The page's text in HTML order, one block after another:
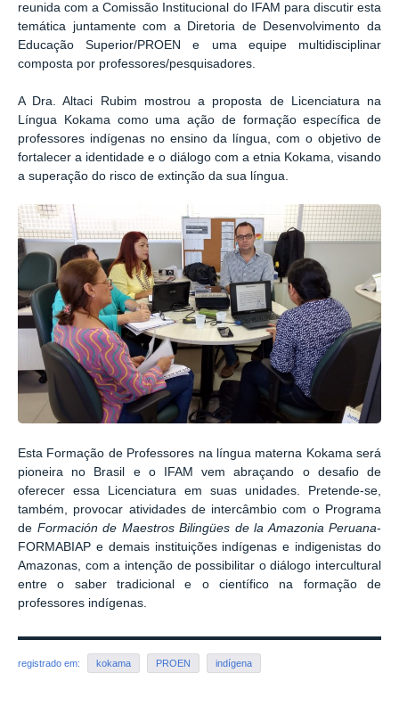
reunida com a Comissão Institucional do IFAM para discutir esta
temática juntamente com a Diretoria de Desenvolvimento da
Educação Superior/PROEN e uma equipe multidisciplinar
composta por professores/pesquisadores.
A Dra. Altaci Rubim mostrou a proposta de Licenciatura na
Língua Kokama como uma ação de formação específica de
professores indígenas no ensino da língua, com o objetivo de
fortalecer a identidade e o diálogo com a etnia Kokama, visando
a superação do risco de extinção da sua língua.
Esta Formação de Professores na língua materna Kokama será
pioneira no Brasil e o IFAM vem abraçando o desafio de
oferecer essa Licenciatura em suas unidades. Pretende-se,
também, provocar atividades de intercâmbio com o Programa
de Formación de Maestros Bilingües de la Amazonia Peruana-
FORMABIAP e demais instituições indígenas e indigenistas do
Amazonas, com a intenção de possibilitar o diálogo intercultural
entre o saber tradicional e o científico na formação de
professores indígenas.
registrado em: kokama PROEN indígena